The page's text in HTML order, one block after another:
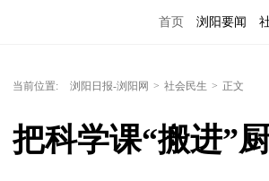
首页 浏阳要闻
当前位置: 浏阳日报-浏阳网 > 社会民生 > 正文
把科学课“搬进”